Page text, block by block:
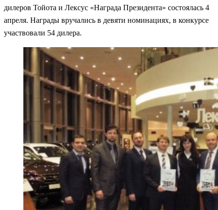
дилеров Тойота и Лексус «Награда Президента» состоялась 4
апреля. Награды вручались в девяти номинациях, в конкурсе
участвовали 54 дилера.